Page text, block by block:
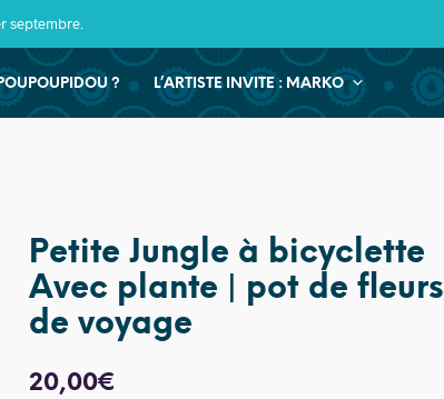
septembre.
? L’ARTISTE INVITE : MARKO
Petite Jungle à bicyclette
Avec plante | pot de fleurs
de voyage
20,00€